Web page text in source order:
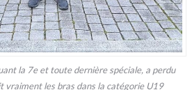
la 7e et toute dernière spéciale, a perdu
vraiment les bras dans la catégorie U19